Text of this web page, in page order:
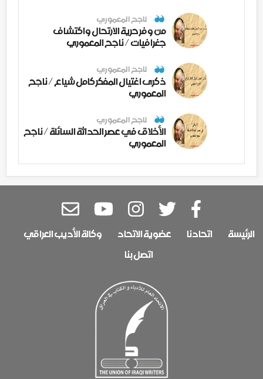
ناجح المعموري
من وفر حرية الارتحال واكتشاف
جغرافيات / ناجح المعموري
ناجح المعموري
ذكرى اغتيال المفكر كامل شياع / ناجح
المعموري
ناجح المعموري
الأخلاق في عصر الحداثة السائلة / ناجح
المعموري
الرئيسة اتحادنا عضوية الاتحاد
وكالة الأديب العراقي
اتصل بنا